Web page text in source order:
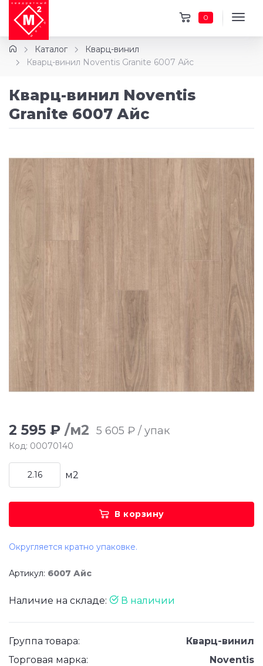
0
Каталог
Кварц-винил
Кварц-винил Noventis Granite 6007 Айс
Кварц-винил Noventis
Granite 6007 Айс
2 595 ₽ /м2 5 605 ₽ / упак
Код: 00070140
м2
В корзину
Округляется кратно упаковке.
Артикул: 6007 Айс
Наличие на складе: В наличии
Группа товара:
Кварц-винил
Торговая марка:
Noventis